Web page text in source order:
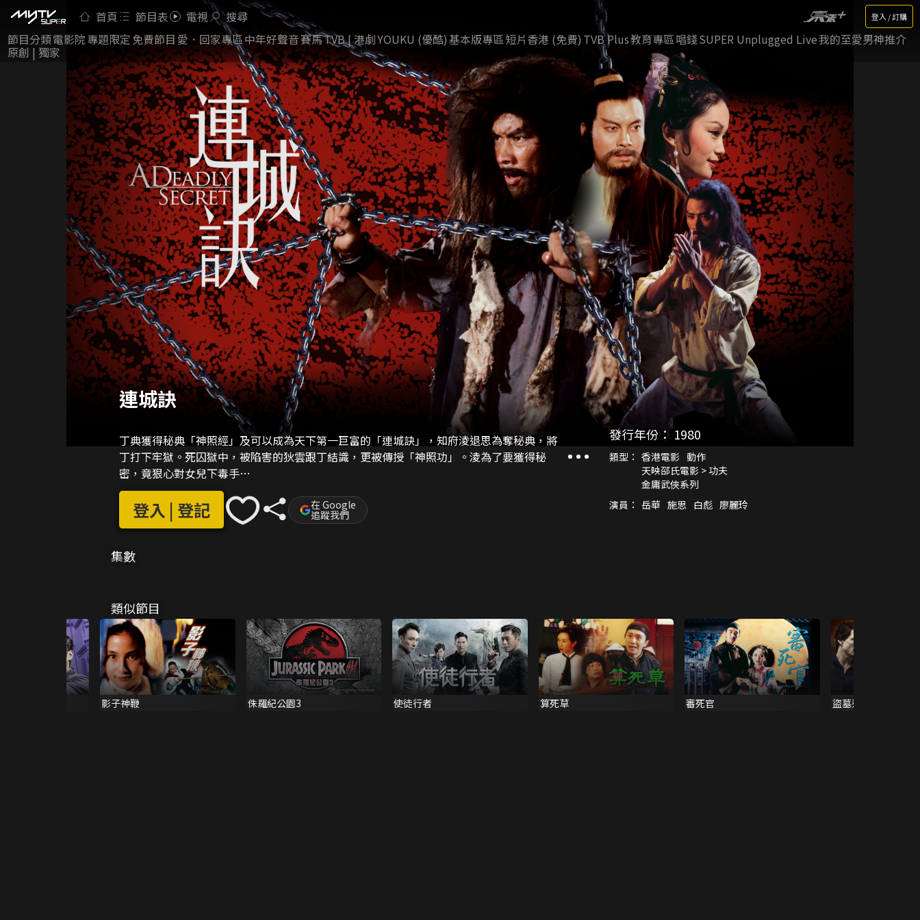
首頁 節目表 電視 搜尋 登入 / 訂購
節目分類電影院專題限定免費節目 愛．回家專區中年好聲音賽馬TVB | 港劇YOUKU (優酷)基本版專區短片香港 (免費) TVB Plus教育專區唱錢SUPER Unplugged Live我的至愛男神推介
原創 | 獨家
連城訣
丁典獲得秘典「神照經」及可以成為天下第一巨富的「連城訣」，知府淩退思為奪秘典，將
丁打下牢獄。死囚獄中，被陷害的狄雲跟丁結識，更被傳授「神照功」。淩為了要獲得秘
密，竟狠心對女兒下毒手…
登入 | 登記 在 Google
追蹤我們
發行年份： 1980
類型： 香港電影 動作
天映邵氏電影 > 功夫
金庸武俠系列
演員： 岳華 施思 白彪 廖麗玲
集數
類似節目
影子神鞭 侏羅紀公園3 使徒行者 算死草 審死官 盜墓迷城